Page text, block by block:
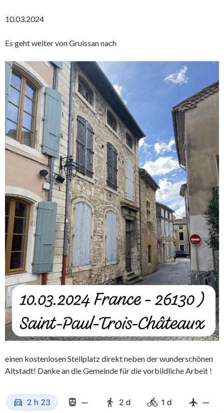
10.03.2024
Es geht weiter von Gruissan nach
einen kostenlosen Stellplatz direkt neben der wunderschönen
Altstadt! Danke an die Gemeinde für die vorbildliche Arbeit !